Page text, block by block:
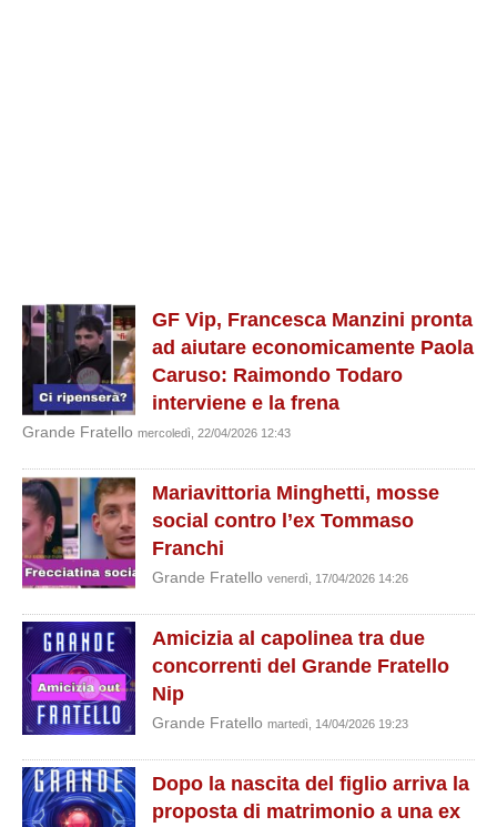
GF Vip, Francesca Manzini pronta
ad aiutare economicamente Paola
Caruso: Raimondo Todaro
interviene e la frena
Grande Fratello mercoledì, 22/04/2026 12:43
Mariavittoria Minghetti, mosse
social contro l’ex Tommaso
Franchi
Grande Fratello venerdì, 17/04/2026 14:26
Amicizia al capolinea tra due
concorrenti del Grande Fratello
Nip
Grande Fratello martedì, 14/04/2026 19:23
Dopo la nascita del figlio arriva la
proposta di matrimonio a una ex